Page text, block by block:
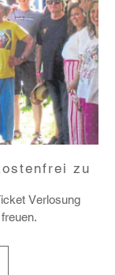
zu
Verlo­sung